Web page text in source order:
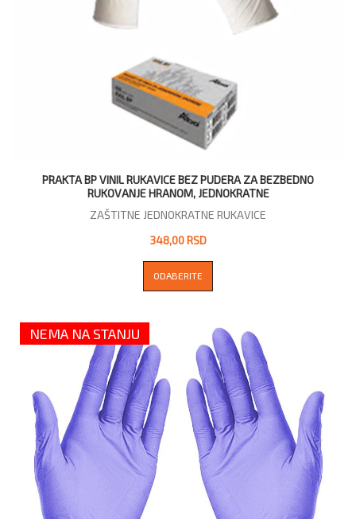
PRAKTA BP VINIL RUKAVICE BEZ PUDERA ZA BEZBEDNO
RUKOVANJE HRANOM, JEDNOKRATNE
ZAŠTITNE JEDNOKRATNE RUKAVICE
348,00 RSD
ODABERITE
NEMA NA STANJU